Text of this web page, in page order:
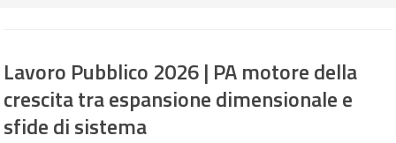
Lavoro Pubblico 2026 | PA motore della
crescita tra espansione dimensionale e
sfide di sistema